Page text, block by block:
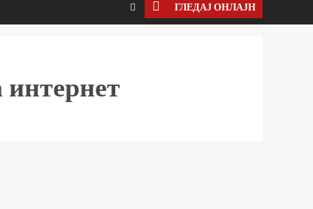
ГЛЕДАЈ ОНЛАЈН